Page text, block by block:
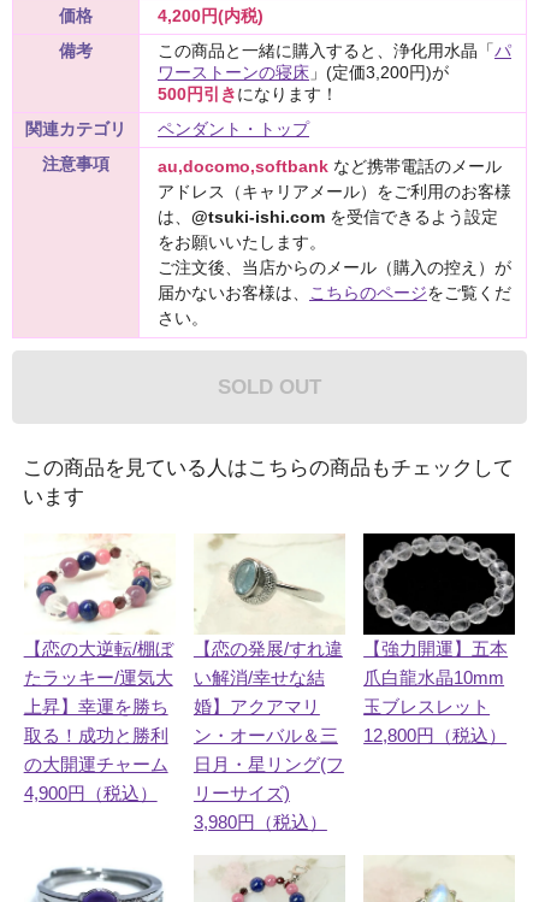
価格
4,200円(内税)
備考
この商品と一緒に購入すると、浄化用水晶「 パ
ワーストーンの寝床 」(定価3,200円)が
500円引き になります！
関連カテゴリ
ペンダント・トップ
注意事項
au,docomo,softbank など携帯電話のメール
アドレス（キャリアメール）をご利用のお客様
は、 @tsuki-ishi.com を受信できるよう設定
をお願いいたします。
ご注文後、当店からのメール（購入の控え）が
届かないお客様は、 こちらのページをご覧くだ
さい。
SOLD OUT
この商品を見ている人はこちらの商品もチェックして
います
【恋の大逆転/棚ぼ
たラッキー/運気大
上昇】幸運を勝ち
取る！成功と勝利
の大開運チャーム
4,900円（税込）
【恋の発展/すれ違
い解消/幸せな結
婚】アクアマリ
ン・オーバル＆三
日月・星リング(フ
リーサイズ)
3,980円（税込）
【強力開運】五本
爪白龍水晶10mm
玉ブレスレット
12,800円（税込）